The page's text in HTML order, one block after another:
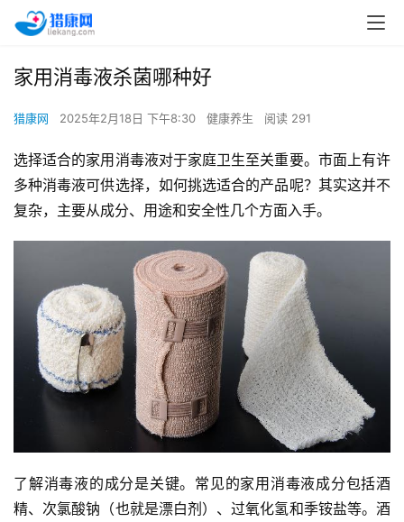
家用消毒液杀菌哪种好
猎康网 2025年2月18日 下午8:30 健康养生 阅读 291
选择适合的家用消毒液对于家庭卫生至关重要。市面上有许
多种消毒液可供选择，如何挑选适合的产品呢？其实这并不
复杂，主要从成分、用途和安全性几个方面入手。
了解消毒液的成分是关键。常见的家用消毒液成分包括酒
精、次氯酸钠（也就是漂白剂）、过氧化氢和季铵盐等。酒